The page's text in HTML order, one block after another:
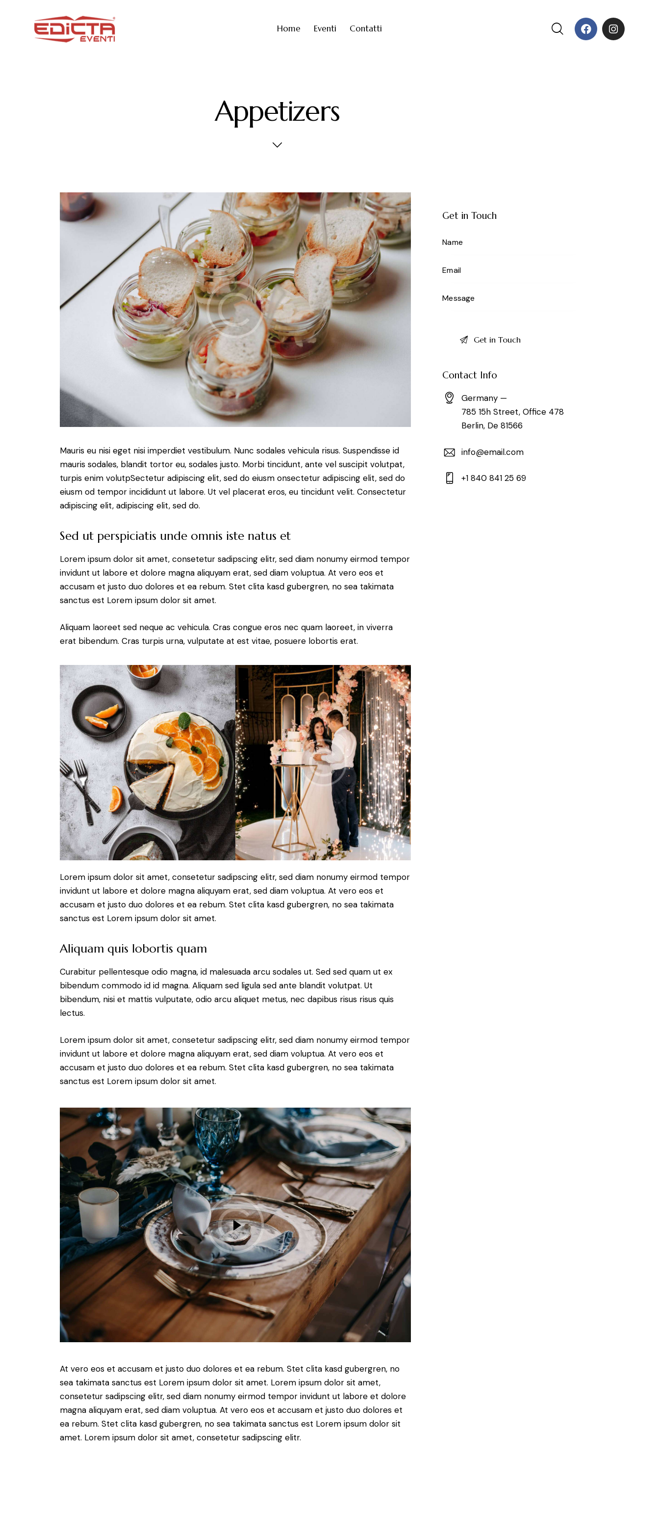
Home Eventi Contatti
Appetizers
Mauris eu nisi eget nisi imperdiet vestibulum. Nunc sodales vehicula risus. Suspendisse id
mauris sodales, blandit tortor eu, sodales justo. Morbi tincidunt, ante vel suscipit volutpat,
turpis enim volutpSectetur adipiscing elit, sed do eiusm onsectetur adipiscing elit, sed do
eiusm od tempor incididunt ut labore. Ut vel placerat eros, eu tincidunt velit. Consectetur
adipiscing elit, adipiscing elit, sed do.
Sed ut perspiciatis unde omnis iste natus et
Lorem ipsum dolor sit amet, consetetur sadipscing elitr, sed diam nonumy eirmod tempor
invidunt ut labore et dolore magna aliquyam erat, sed diam voluptua. At vero eos et
accusam et justo duo dolores et ea rebum. Stet clita kasd gubergren, no sea takimata
sanctus est Lorem ipsum dolor sit amet.
Aliquam laoreet sed neque ac vehicula. Cras congue eros nec quam laoreet, in viverra
erat bibendum. Cras turpis urna, vulputate at est vitae, posuere lobortis erat.
Lorem ipsum dolor sit amet, consetetur sadipscing elitr, sed diam nonumy eirmod tempor
invidunt ut labore et dolore magna aliquyam erat, sed diam voluptua. At vero eos et
accusam et justo duo dolores et ea rebum. Stet clita kasd gubergren, no sea takimata
sanctus est Lorem ipsum dolor sit amet.
Aliquam quis lobortis quam
Curabitur pellentesque odio magna, id malesuada arcu sodales ut. Sed sed quam ut ex
bibendum commodo id id magna. Aliquam sed ligula sed ante blandit volutpat. Ut
bibendum, nisi et mattis vulputate, odio arcu aliquet metus, nec dapibus risus risus quis
lectus.
Lorem ipsum dolor sit amet, consetetur sadipscing elitr, sed diam nonumy eirmod tempor
invidunt ut labore et dolore magna aliquyam erat, sed diam voluptua. At vero eos et
accusam et justo duo dolores et ea rebum. Stet clita kasd gubergren, no sea takimata
sanctus est Lorem ipsum dolor sit amet.
At vero eos et accusam et justo duo dolores et ea rebum. Stet clita kasd gubergren, no
sea takimata sanctus est Lorem ipsum dolor sit amet. Lorem ipsum dolor sit amet,
consetetur sadipscing elitr, sed diam nonumy eirmod tempor invidunt ut labore et dolore
magna aliquyam erat, sed diam voluptua. At vero eos et accusam et justo duo dolores et
ea rebum. Stet clita kasd gubergren, no sea takimata sanctus est Lorem ipsum dolor sit
amet. Lorem ipsum dolor sit amet, consetetur sadipscing elitr.
Get in Touch
Contact Info
Germany —
785 15h Street, Office 478
Berlin, De 81566
info@email.com
+1 840 841 25 69